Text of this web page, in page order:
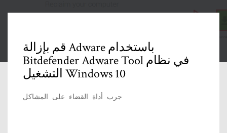
قم بإزالة Adware باستخدام
Bitdefender Adware Tool في نظام
التشغيل Windows 10
جرب أداة القضاء على المشاكل